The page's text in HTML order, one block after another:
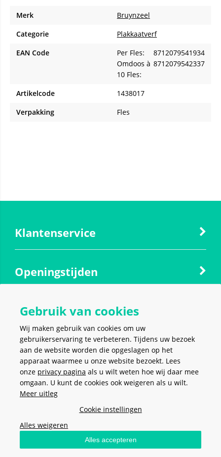
Merk
Bruynzeel
Categorie
Plakkaatverf
EAN Code
Per Fles:
8712079541934
Omdoos à
10 Fles:
8712079542337
Artikelcode
1438017
Verpakking
Fles
Klantenservice
Openingstijden
Contact
Social media
VEILIG EN MAKKELIJK
Gebruik van cookies
Wij maken gebruik van cookies om uw
gebruikerservaring te verbeteren. Tijdens uw bezoek
aan de website worden die opgeslagen op het
apparaat waarmee u onze website bezoekt. Lees
onze privacy pagina als u wilt weten hoe wij daar mee
omgaan. U kunt de cookies ook weigeren als u wilt.
Meer uitleg
Cookie instellingen
Alles weigeren
Alles accepteren